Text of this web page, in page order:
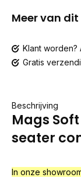
Meer van dit
Klant worden?
Gratis
Beschrijving
Mags
seater
In onze